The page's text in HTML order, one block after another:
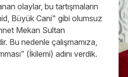
olaylar, bu tartışmaların
Büyük Cani" gibi olumsuz
Mekan Sultan
Bu nedenle çalışmamıza,
(İkilemi) adını verdik.